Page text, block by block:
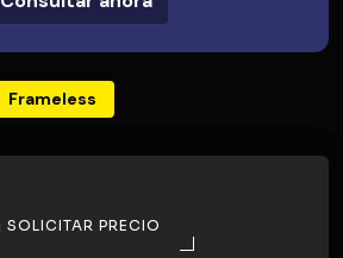
Frameless
SOLICITAR PRECIO